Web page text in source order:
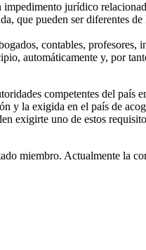
impedimento jurídico
que pueden ser diferentes de
contables, profesores,
automáticamente y, por
competentes del país
y la exigida en el país de
exigirte uno de estos
miembro. Actualmente la